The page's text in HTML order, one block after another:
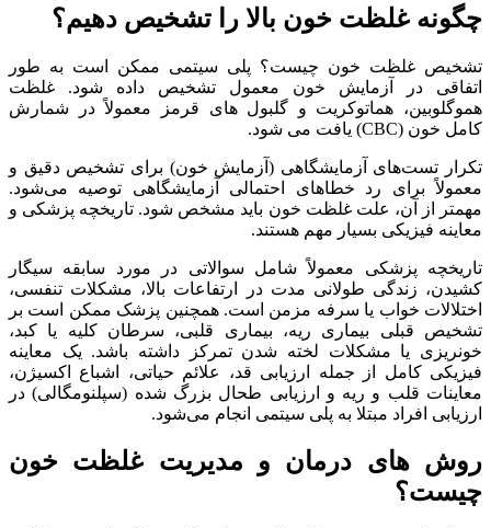
چگونه غلظت خون بالا را تشخیص دهیم؟
تشخیص غلظت خون چیست؟ پلی سیتمی ممکن است به طور
اتفاقی در آزمایش خون معمول تشخیص داده شود. غلظت
هموگلوبین، هماتوکریت و گلبول‌ های قرمز معمولاً در شمارش
کامل خون (CBC) یافت می‌ شود.
تکرار تست‌های آزمایشگاهی (آزمایش خون) برای تشخیص دقیق و
معمولاً برای رد خطاهای احتمالی آزمایشگاهی توصیه می‌شود.
مهمتر از آن، علت غلظت خون باید مشخص شود. تاریخچه پزشکی و
معاینه فیزیکی بسیار مهم هستند.
تاریخچه پزشکی معمولاً شامل سوالاتی در مورد سابقه سیگار
کشیدن، زندگی طولانی مدت در ارتفاعات بالا، مشکلات تنفسی،
اختلالات خواب یا سرفه مزمن است. همچنین پزشک ممکن است بر
تشخیص قبلی بیماری ریه، بیماری قلبی، سرطان کلیه یا کبد،
خونریزی یا مشکلات لخته شدن تمرکز داشته باشد. یک معاینه
فیزیکی کامل از جمله ارزیابی قد، علائم حیاتی، اشباع اکسیژن،
معاینات قلب و ریه و ارزیابی طحال بزرگ شده (سپلنومگالی) در
ارزیابی افراد مبتلا به پلی سیتمی انجام می‌شود.
روش‌ های درمان و مدیریت غلظت خون
چیست؟